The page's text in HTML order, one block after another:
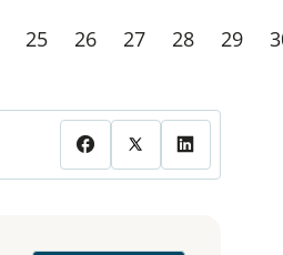
25 26 27 28 29